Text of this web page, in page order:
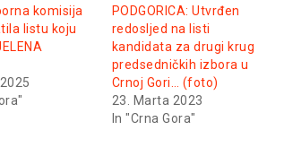
komisija
listu koju
PODGORICA: Utvrđen
redosljed na listi
kandidata za drugi krug
predsedničkih izbora u
Crnoj Gori… (foto)
23. Marta 2023
In "Crna Gora"